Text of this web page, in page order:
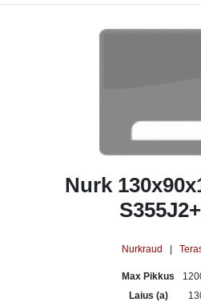
Nurk
Nurkraud
Max Pikkus
Laius (a)